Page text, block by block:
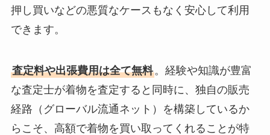
押し買いなどの悪質なケースもなく安心して利用
できます。
査定料や出張費用は全て無料。経験や知識が豊富
な査定士が着物を査定すると同時に、独自の販売
経路（グローバル流通ネット）を構築しているか
らこそ、高額で着物を買い取ってくれることが特